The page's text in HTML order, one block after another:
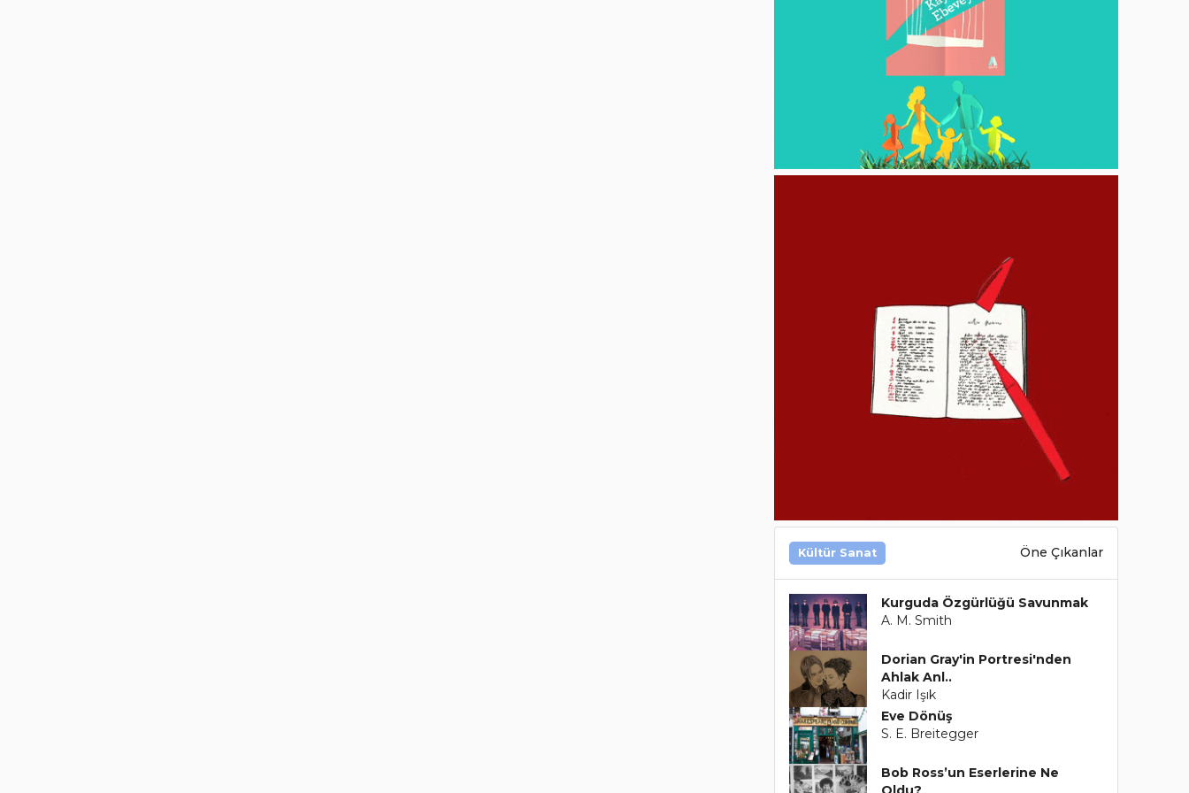
Kültür Sanat Öne Çıkanlar
Kurguda Özgürlüğü Savunmak
A. M. Smith
Dorian Gray'in Portresi'nden
Ahlak Anl..
Kadir Işık
Eve Dönüş
S. E. Breitegger
Bob Ross’un Eserlerine Ne